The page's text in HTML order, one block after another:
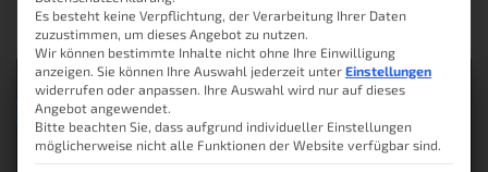
Es besteht keine Verpflichtung, der Verarbeitung Ihrer Daten
zuzustimmen, um dieses Angebot zu nutzen.
Wir können bestimmte Inhalte nicht ohne Ihre Einwilligung
anzeigen. Sie können Ihre Auswahl jederzeit unter Einstellungen
widerrufen oder anpassen. Ihre Auswahl wird nur auf dieses
Angebot angewendet.
Bitte beachten Sie, dass aufgrund individueller Einstellungen
möglicherweise nicht alle Funktionen der Website verfügbar sind.